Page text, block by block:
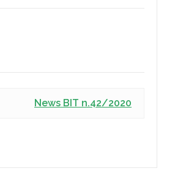
News BIT n.42/2020